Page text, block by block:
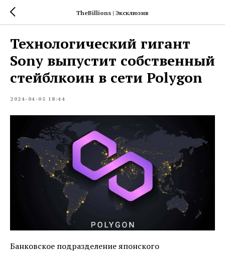
TheBillions | Эксклюзив
Технологический гигант
Sony выпустит собственный
стейблкоин в сети Polygon
2024-04-05 18:44
Банковское подразделение японского